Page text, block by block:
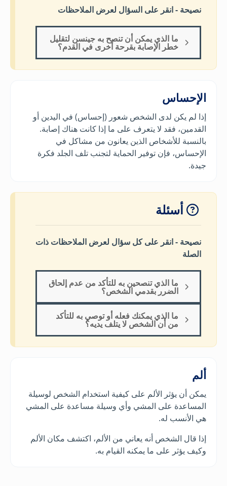
نصيحة - انقر على السؤال لعرض الملاحظات
ما الذي يمكن أن تنصح به جينسن لتقليل
خطر الإصابة بقرحة أخرى في القدم؟
الإحساس
إذا لم يكن لدى الشخص شعور (إحساس) في اليدين أو
القدمين، فقد لا يتعرف على ما إذا كانت هناك إصابة.
بالنسبة للأشخاص الذين يعانون من مشاكل في
الإحساس، فإن توفير الحماية لتجنب تلف الجلد فكرة
جيدة.
أسئلة
نصيحة - انقر على كل سؤال لعرض الملاحظات ذات
الصلة
ما الذي تنصحين به للتأكد من عدم إلحاق
الضرر بقدمي الشخص؟
ما الذي يمكنك فعله أو توصي به للتأكد
من أن الشخص لا يتلف يديه؟
ألم
يمكن أن يؤثر الألم على كيفية استخدام الشخص لوسيلة
المساعدة على المشي وأي وسيلة مساعدة على المشي
هي الأنسب له.
إذا قال الشخص أنه يعاني من الألم، اكتشف مكان الألم
وكيف يؤثر على ما يمكنه القيام به.